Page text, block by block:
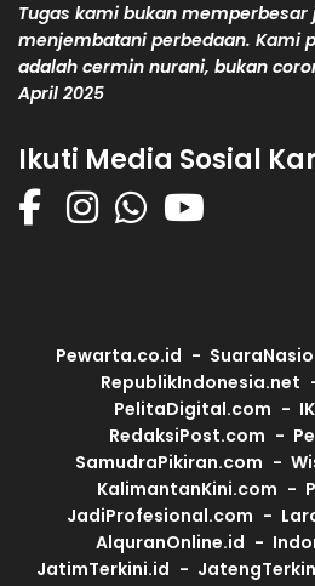
Tugas kami bukan
menjembatani perbedaan. Kami
adalah cermin nurani, bukan
April 2025
Ikuti Media Sosial
Pewarta.co.id
RepublikIndonesia.net
PelitaDigital.com
RedaksiPost.com
SamudraPikiran.com
KalimantanKini.com
JadiProfesional.com
AlquranOnline.id
JatimTerkini.id